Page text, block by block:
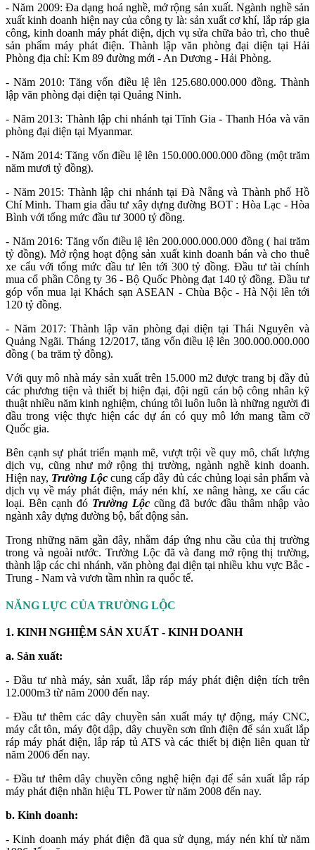
- Năm 2009: Đa dạng hoá nghề, mở rộng sản xuất. Ngành nghề sản
xuất kinh doanh hiện nay của công ty là: sản xuất cơ khí, lắp ráp gia
công, kinh doanh máy phát điện, dịch vụ sửa chữa bảo trì, cho thuê
sản phẩm máy phát điện. Thành lập văn phòng đại diện tại Hải
Phòng địa chỉ: Km 89 đường mới - An Dương - Hải Phòng.
- Năm 2010: Tăng vốn điều lệ lên 125.680.000.000 đồng. Thành
lập văn phòng đại diện tại Quảng Ninh.
- Năm 2013: Thành lập chi nhánh tại Tĩnh Gia - Thanh Hóa và văn
phòng đại diện tại Myanmar.
- Năm 2014: Tăng vốn điều lệ lên 150.000.000.000 đồng (một trăm
năm mươi tỷ đồng).
- Năm 2015: Thành lập chi nhánh tại Đà Nẵng và Thành phố Hồ
Chí Minh. Tham gia đầu tư xây dựng đường BOT : Hòa Lạc - Hòa
Bình với tổng mức đầu tư 3000 tỷ đồng.
- Năm 2016: Tăng vốn điều lệ lên 200.000.000.000 đồng ( hai trăm
tỷ đồng). Mở rộng hoạt động sản xuất kinh doanh bán và cho thuê
xe cẩu với tổng mức đầu tư lên tới 300 tỷ đồng. Đầu tư tài chính
mua cổ phần Công ty 36 - Bộ Quốc Phòng đạt 140 tỷ đồng. Đầu tư
góp vốn mua lại Khách sạn ASEAN - Chùa Bộc - Hà Nội lên tới
120 tỷ đồng.
- Năm 2017: Thành lập văn phòng đại diện tại Thái Nguyên và
Quảng Ngãi. Tháng 12/2017, tăng vốn điều lệ lên 300.000.000.000
đồng ( ba trăm tỷ đồng).
Với quy mô nhà máy sản xuất trên 15.000 m2 được trang bị đầy đủ
các phương tiện và thiết bị hiện đại, đội ngũ cán bộ công nhân kỹ
thuật nhiều năm kinh nghiệm, chúng tôi luôn luôn là những người đi
đầu trong việc thực hiện các dự án có quy mô lớn mang tầm cỡ
Quốc gia.
Bên cạnh sự phát triển mạnh mẽ, vượt trội về quy mô, chất lượng
dịch vụ, cũng như mở rộng thị trường, ngành nghề kinh doanh.
Hiện nay, Trường Lộc cung cấp đầy đủ các chủng loại sản phẩm và
dịch vụ về máy phát điện, máy nén khí, xe nâng hàng, xe cẩu các
loại. Bên cạnh đó Trường Lộccũng đã bước đầu thâm nhập vào
ngành xây dựng đường bộ, bất động sản.
Trong những năm gần đây, nhằm đáp ứng nhu cầu của thị trường
trong và ngoài nước. Trường Lộc đã và đang mở rộng thị trường,
thành lập các chi nhánh, văn phòng đại diện tại nhiều khu vực Bắc -
Trung - Nam và vươn tầm nhìn ra quốc tế.
NĂNG LỰC CỦA TRƯỜNG LỘC
1. KINH NGHIỆM SẢN XUẤT - KINH DOANH
a. Sản xuất:
- Đầu tư nhà máy, sản xuất, lắp ráp máy phát điện diện tích trên
12.000m3 từ năm 2000 đến nay.
- Đầu tư thêm các dây chuyền sản xuất máy tự động, máy CNC,
máy cắt tôn, máy đột dập, dây chuyền sơn tĩnh điện để sản xuất lắp
ráp máy phát điện, lắp ráp tủ ATS và các thiết bị điện liên quan từ
năm 2006 đến nay.
- Đầu tư thêm dây chuyền công nghệ hiện đại để sản xuất lắp ráp
máy phát điện nhãn hiệu TL Power từ năm 2008 đến nay.
b. Kinh doanh:
- Kinh doanh máy phát điện đã qua sử dụng, máy nén khí từ năm